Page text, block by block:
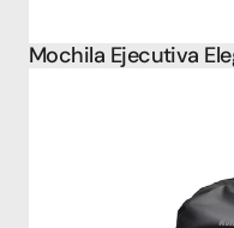
Mochila Ejecutiva